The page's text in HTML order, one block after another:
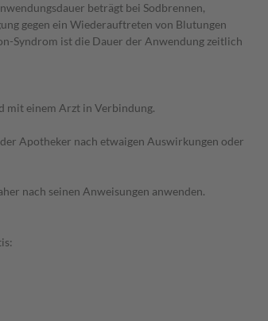
beträgt bei Sodbrennen,
gegen ein Wiederauftreten von Blutungen
Syndrom ist die Dauer der Anwendung zeitlich
mit einem Arzt in Verbindung.
Apotheker nach etwaigen Auswirkungen oder
nach seinen Anweisungen anwenden.